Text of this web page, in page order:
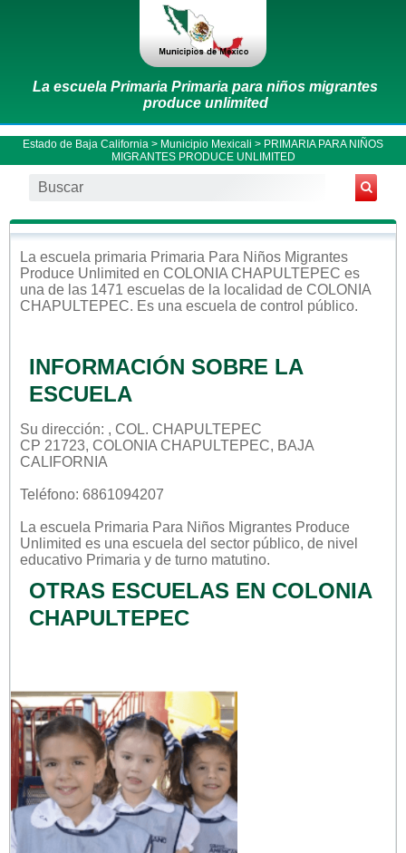
La escuela Primaria Primaria para niños migrantes
produce unlimited
Estado de Baja California > Municipio Mexicali > PRIMARIA PARA NIÑOS
MIGRANTES PRODUCE UNLIMITED
La escuela primaria Primaria Para Niños Migrantes
Produce Unlimited en COLONIA CHAPULTEPEC es
una de las 1471 escuelas de la localidad de COLONIA
CHAPULTEPEC. Es una escuela de control público.
INFORMACIÓN SOBRE LA
ESCUELA
Su dirección: , COL. CHAPULTEPEC
CP 21723, COLONIA CHAPULTEPEC, BAJA
CALIFORNIA
Teléfono: 6861094207
La escuela Primaria Para Niños Migrantes Produce
Unlimited es una escuela del sector público, de nivel
educativo Primaria y de turno matutino.
OTRAS ESCUELAS EN COLONIA
CHAPULTEPEC